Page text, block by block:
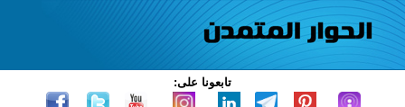
تابعونا على: